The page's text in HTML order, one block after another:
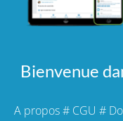
Bienvenue
A propos# CGU #